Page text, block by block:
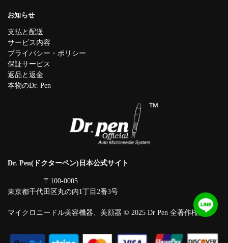
お知らせ
支払と配送
サービス内容
プライバシー・ポリシー
保証サービス
返品と返金
本物のDr. Pen
Dr. Pen(ドクターペン)日本公式サイト
〒100-0005
東京都千代田区丸の内1丁目2番3号
マイクロニードル美容機器、美顔器 © 2025 Dr Pen 全著作権所有